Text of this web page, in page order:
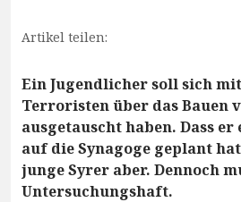
Artikel teilen:
Ein Jugendlicher soll sich
Terroristen über das Bauen
ausgetauscht haben. Dass er
auf die Synagoge geplant
junge Syrer aber. Dennoch
Untersuchungshaft.